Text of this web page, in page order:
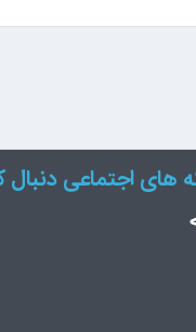
های اجتماعی دنبال